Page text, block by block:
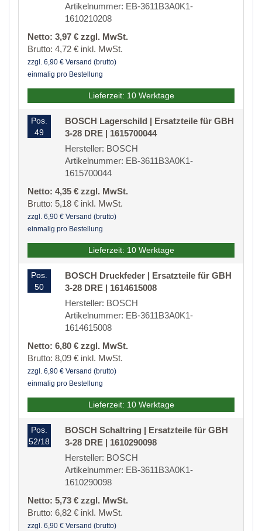
Artikelnummer: EB-3611B3A0K1-
1610210208
Netto: 3,97 € zzgl. MwSt.
Brutto: 4,72 € inkl. MwSt.
zzgl. 6,90 € Versand (brutto)
einmalig pro Bestellung
Lieferzeit: 10 Werktage
Pos.
49
BOSCH Lagerschild | Ersatzteile für GBH
3-28 DRE | 1615700044
Hersteller: BOSCH
Artikelnummer: EB-3611B3A0K1-
1615700044
Netto: 4,35 € zzgl. MwSt.
Brutto: 5,18 € inkl. MwSt.
zzgl. 6,90 € Versand (brutto)
einmalig pro Bestellung
Lieferzeit: 10 Werktage
Pos.
50
BOSCH Druckfeder | Ersatzteile für GBH
3-28 DRE | 1614615008
Hersteller: BOSCH
Artikelnummer: EB-3611B3A0K1-
1614615008
Netto: 6,80 € zzgl. MwSt.
Brutto: 8,09 € inkl. MwSt.
zzgl. 6,90 € Versand (brutto)
einmalig pro Bestellung
Lieferzeit: 10 Werktage
Pos.
52/18
BOSCH Schaltring | Ersatzteile für GBH
3-28 DRE | 1610290098
Hersteller: BOSCH
Artikelnummer: EB-3611B3A0K1-
1610290098
Netto: 5,73 € zzgl. MwSt.
Brutto: 6,82 € inkl. MwSt.
zzgl. 6,90 € Versand (brutto)